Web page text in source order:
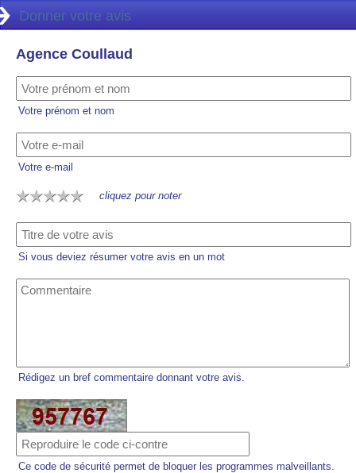
Donner votre avis
Agence Coullaud
Votre prénom et nom
Votre e-mail
cliquez pour noter
Si vous deviez résumer votre avis en un mot
Rédigez un bref commentaire donnant votre avis.
Ce code de sécurité permet de bloquer les programmes malveillants.